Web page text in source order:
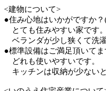
<建物について>
●住み心地はいかがですか
とても住みやすい家です
ベランダが少し狭くて洗
●標準設備はご満足頂いて
どれも使いやすいです。
キッチンは収納が少ない